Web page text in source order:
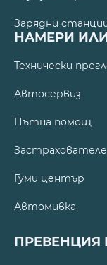
Зарядни
НАМЕРИ
Технически
Автосервиз
Пътна помощ
Гуми център
Автомивка
ПРЕВЕНЦИЯ